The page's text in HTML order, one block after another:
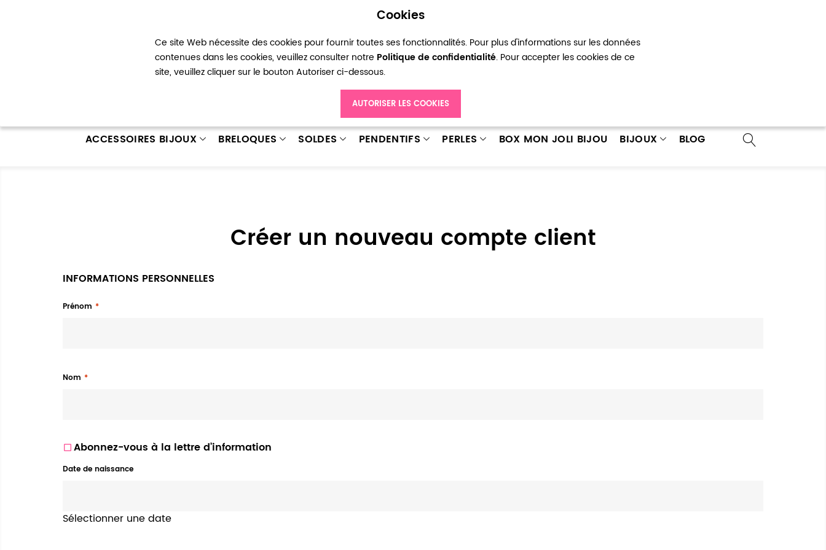
Cookies
Ce site Web nécessite des cookies pour fournir toutes ses fonctionnalités. Pour plus d'informations sur les données
contenues dans les cookies, veuillez consulter notre Politique de confidentialité. Pour accepter les cookies de ce
site, veuillez cliquer sur le bouton Autoriser ci-dessous.
AUTORISER LES COOKIES
Mon compte Ma liste d’envies Connexion Créer un compte
ACCESSOIRES BIJOUX BRELOQUES SOLDES PENDENTIFS PERLES BOX MON JOLI BIJOU BIJOUX BLOG
Créer un nouveau compte client
INFORMATIONS PERSONNELLES
Prénom
Nom
Abonnez-vous à la lettre d’information
Date de naissance
Sélectionner une date